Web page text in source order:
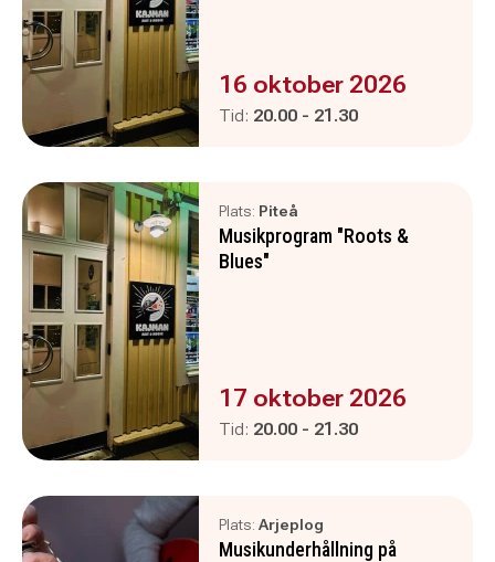
Evenemanget är :
16 oktober 2026
Tid: Pågår mellan
20.00 - och
21.30
Plats: Piteå
Musikprogram "Roots &
Blues"
Evenemanget är :
17 oktober 2026
Tid: Pågår mellan
20.00 - och
21.30
Plats: Arjeplog
Musikunderhållning på